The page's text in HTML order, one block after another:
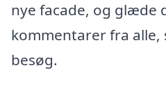
nye facade, og glæde
kommentarer fra alle,
besøg.